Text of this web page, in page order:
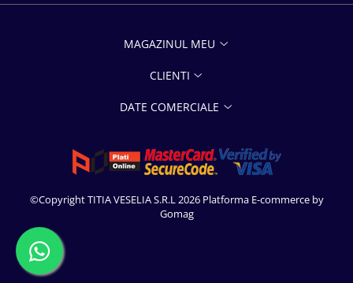
MAGAZINUL MEU
CLIENTI
DATE COMERCIALE
©Copyright TITIA VESELIA S.R.L 2026 Platforma E-commerce by
Gomag